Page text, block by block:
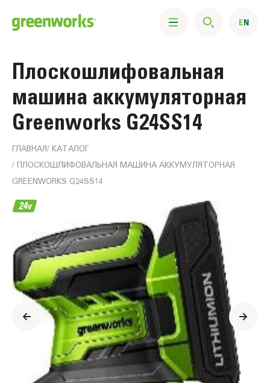
Плоскошлифовальная
машина аккумуляторная
Greenworks G24SS14
ГЛАВНАЯ КАТАЛОГ
ПЛОСКОШЛИФОВАЛЬНАЯ МАШИНА АККУМУЛЯТОРНАЯ
GREENWORKS G24SS14
Информация
продукте